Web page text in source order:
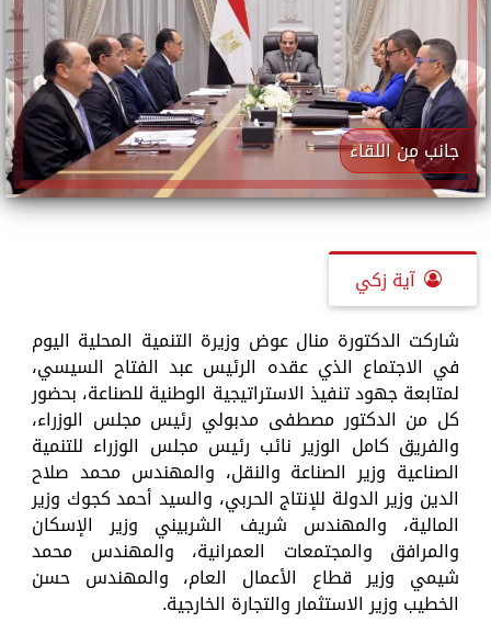
جانب من اللقاء
آية زكي
شاركت الدكتورة منال عوض وزيرة التنمية المحلية اليوم
في الاجتماع الذي عقده الرئيس عبد الفتاح السيسي،
لمتابعة جهود تنفيذ الاستراتيجية الوطنية للصناعة، بحضور
كل من الدكتور مصطفى مدبولي رئيس مجلس الوزراء،
والفريق كامل الوزير نائب رئيس مجلس الوزراء للتنمية
الصناعية وزير الصناعة والنقل، والمهندس محمد صلاح
الدين وزير الدولة للإنتاج الحربي، والسيد أحمد كجوك وزير
المالية، والمهندس شريف الشربيني وزير الإسكان
والمرافق والمجتمعات العمرانية، والمهندس محمد
شيمي وزير قطاع الأعمال العام، والمهندس حسن
الخطيب وزير الاستثمار والتجارة الخارجية.